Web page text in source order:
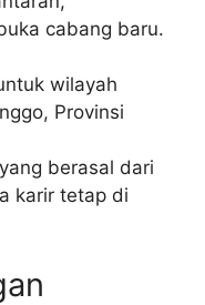
cabang baru.
wilayah
Provinsi
berasal dari
karir tetap di